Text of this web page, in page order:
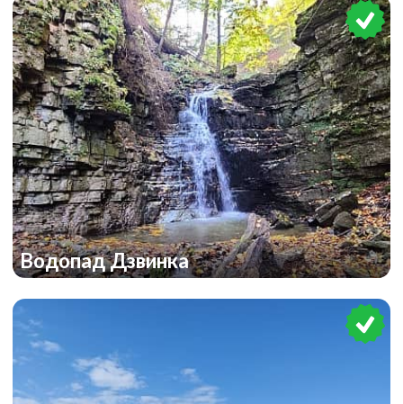
Водопад Дзвинка